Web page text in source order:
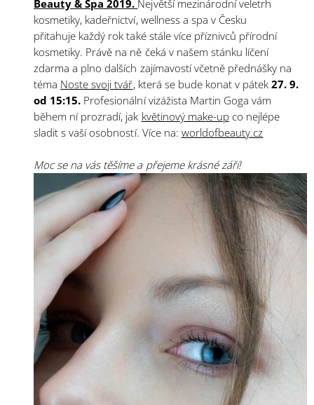
Beauty & Spa 2019. Největší mezinárodní veletrh
kosmetiky, kadeřnictví, wellness a spa v Česku
přitahuje každý rok také stále více příznivců přírodní
kosmetiky. Právě na ně čeká v našem stánku líčení
zdarma a plno dalších zajímavostí včetně přednášky na
téma Noste svoji tvář, která se bude konat v pátek27. 9.
od 15:15. Profesionální vizážista Martin Goga vám
během ní prozradí, jak květinový make-up co nejlépe
sladit s vaší osobností. Více na: worldofbeauty.cz
Moc se na vás těšíme a přejeme krásné září!